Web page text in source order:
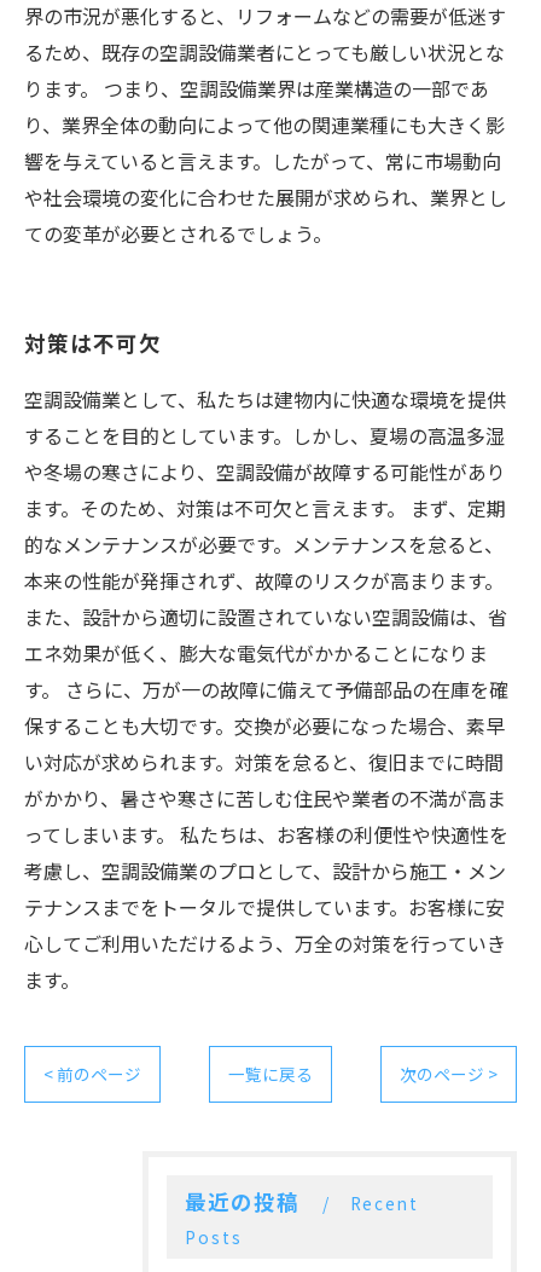
界の市況が悪化すると、リフォームなどの需要が低迷す
るため、既存の空調設備業者にとっても厳しい状況とな
ります。 つまり、空調設備業界は産業構造の一部であ
り、業界全体の動向によって他の関連業種にも大きく影
響を与えていると言えます。したがって、常に市場動向
や社会環境の変化に合わせた展開が求められ、業界とし
ての変革が必要とされるでしょう。
対策は不可欠
空調設備業として、私たちは建物内に快適な環境を提供
することを目的としています。しかし、夏場の高温多湿
や冬場の寒さにより、空調設備が故障する可能性があり
ます。そのため、対策は不可欠と言えます。 まず、定期
的なメンテナンスが必要です。メンテナンスを怠ると、
本来の性能が発揮されず、故障のリスクが高まります。
また、設計から適切に設置されていない空調設備は、省
エネ効果が低く、膨大な電気代がかかることになりま
す。 さらに、万が一の故障に備えて予備部品の在庫を確
保することも大切です。交換が必要になった場合、素早
い対応が求められます。対策を怠ると、復旧までに時間
がかかり、暑さや寒さに苦しむ住民や業者の不満が高ま
ってしまいます。 私たちは、お客様の利便性や快適性を
考慮し、空調設備業のプロとして、設計から施工・メン
テナンスまでをトータルで提供しています。お客様に安
心してご利用いただけるよう、万全の対策を行っていき
ます。
< 前のページ 一覧に戻る 次のページ >
最近の投稿
Recent
Posts